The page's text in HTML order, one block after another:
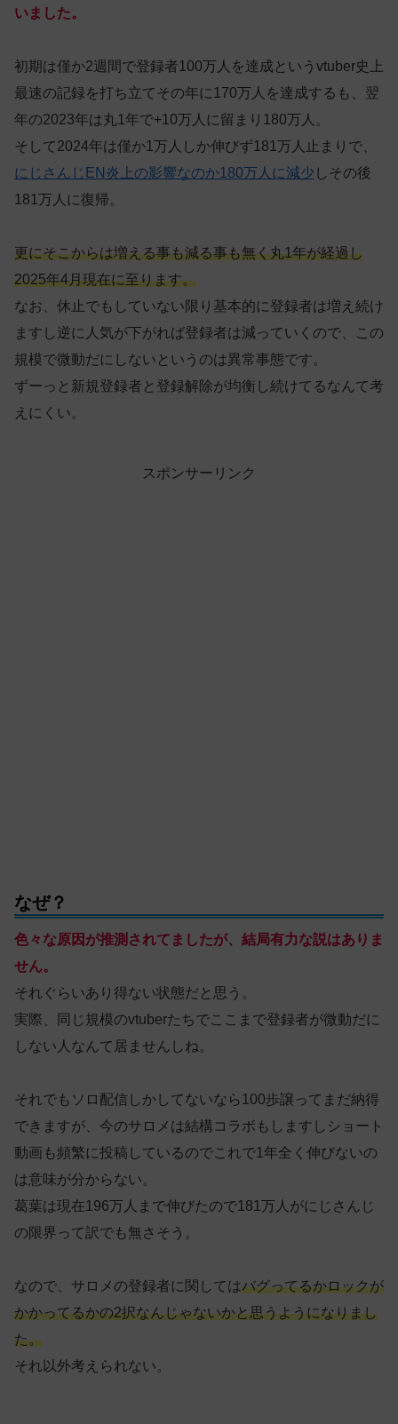
いました。
初期は僅か2週間で登録者100万人を達成というvtuber史上
最速の記録を打ち立てその年に170万人を達成するも、翌
年の2023年は丸1年で+10万人に留まり180万人。
そして2024年は僅か1万人しか伸びず181万人止まりで、
にじさんじEN炎上の影響なのか180万人に減少 しその後
181万人に復帰。
更にそこからは増える事も減る事も無く丸1年が経過し
2025年4月現在に至ります。
なお、休止でもしていない限り基本的に登録者は増え続け
ますし逆に人気が下がれば登録者は減っていくので、この
規模で微動だにしないというのは異常事態です。
ずーっと新規登録者と登録解除が均衡し続けてるなんて考
えにくい。
スポンサーリンク
なぜ？
色々な原因が推測されてましたが、結局有力な説はありま
せん。
それぐらいあり得ない状態だと思う。
実際、同じ規模のvtuberたちでここまで登録者が微動だに
しない人なんて居ませんしね。
それでもソロ配信しかしてないなら100歩譲ってまだ納得
できますが、今のサロメは結構コラボもしますしショート
動画も頻繁に投稿しているのでこれで1年全く伸びないの
は意味が分からない。
葛葉は現在196万人まで伸びたので181万人がにじさんじ
の限界って訳でも無さそう。
なので、サロメの登録者に関してはバグってるかロックが
かかってるかの2択なんじゃないかと思うようになりまし
た。
それ以外考えられない。